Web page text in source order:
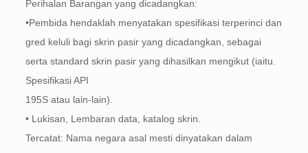
Perihalan Barangan yang dicadangkan:
•Pembida hendaklah menyatakan spesifikasi terperinci dan
gred keluli bagi skrin pasir yang dicadangkan, sebagai
serta standard skrin pasir yang dihasilkan mengikut (iaitu.
Spesifikasi API
195S atau lain-lain).
• Lukisan, Lembaran data, katalog skrin.
Tercatat: Nama negara asal mesti dinyatakan dalam